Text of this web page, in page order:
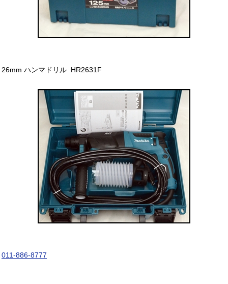
26mm ハンマドリル HR2631F
011-886-8777